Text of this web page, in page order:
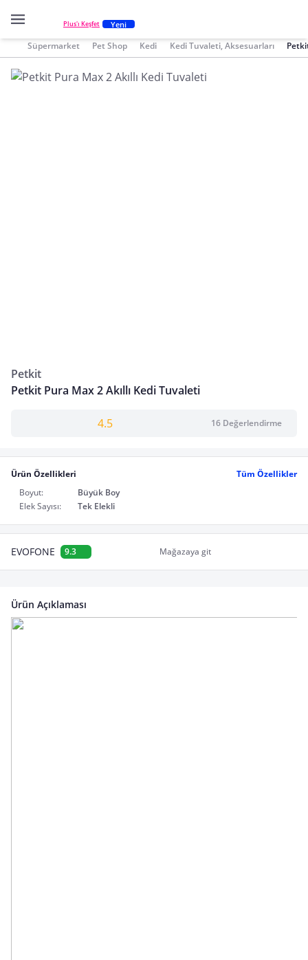
Plus'ı Keşfet Yeni
Süpermarket Pet Shop Kedi Kedi Tuvaleti, Aksesuarları
Petkit
Petkit Pura Max 2 Akıllı Kedi Tuvaleti
4.5 16 Değerlendirme
Ürün Özellikleri
Tüm Özellikler
Boyut:
Büyük Boy
Elek Sayısı:
Tek Elekli
EVOFONE 9.3 Mağazaya git
Ürün Açıklaması